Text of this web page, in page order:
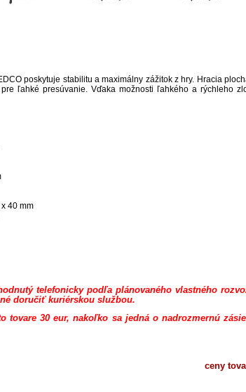
poskytuje stabilitu a maximálny zážitok z hry. Hracia
ľahké presúvanie. Vďaka možnosti ľahkého a rýchleho
40 mm
telefonicky podľa plánovaného vlastného
doručiť kuriérskou službou.
tovare 30 eur, nakoľko sa jedná o nadrozmernú
ceny